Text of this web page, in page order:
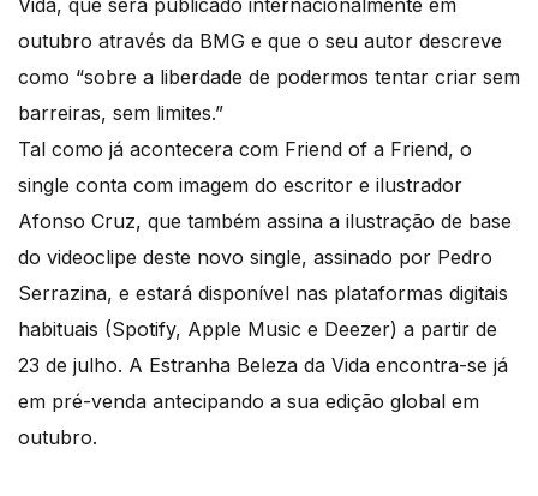
Vida, que será publicado internacionalmente em
outubro através da BMG e que o seu autor descreve
como “sobre a liberdade de podermos tentar criar sem
barreiras, sem limites.”
Tal como já acontecera com Friend of a Friend, o
single conta com imagem do escritor e ilustrador
Afonso Cruz, que também assina a ilustração de base
do videoclipe deste novo single, assinado por Pedro
Serrazina, e estará disponível nas plataformas digitais
habituais (Spotify, Apple Music e Deezer) a partir de
23 de julho. A Estranha Beleza da Vida encontra-se já
em pré-venda antecipando a sua edição global em
outubro.